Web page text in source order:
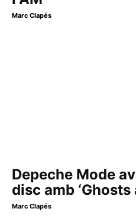
Marc Clapés
Depeche Mode
disc amb ‘Ghosts
Marc Clapés